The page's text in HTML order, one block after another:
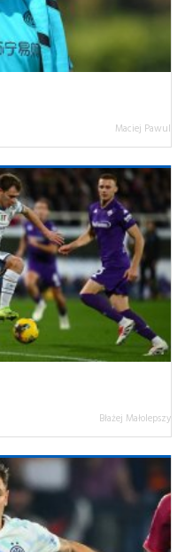
Maciej Pawul
Błażej Małolepszy